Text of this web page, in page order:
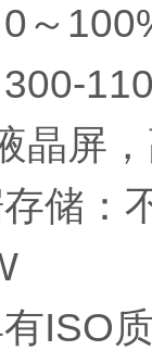
～
晶屏
储：
ISO